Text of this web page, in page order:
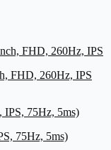
FHD, 260Hz, IPS
75Hz, 5ms)